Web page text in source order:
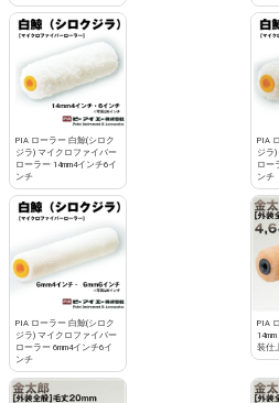
PIA ローラー 白鯨(シロク
ジラ) マイクロファイバー
ローラー 14mm4インチ6イ
ンチ
PIA
ジラ
ロー
ンチ
PIA ローラー 白鯨(シロク
ジラ) マイクロファイバー
ローラー 6mm4インチ6イ
ンチ
PIA
装仕